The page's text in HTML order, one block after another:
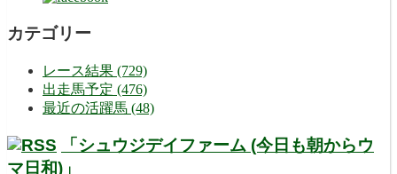
カテゴリー
レース結果 (729)
出走馬予定 (476)
最近の活躍馬 (48)
「シュウジデイファーム (今日も朝からウ
マ日和)」